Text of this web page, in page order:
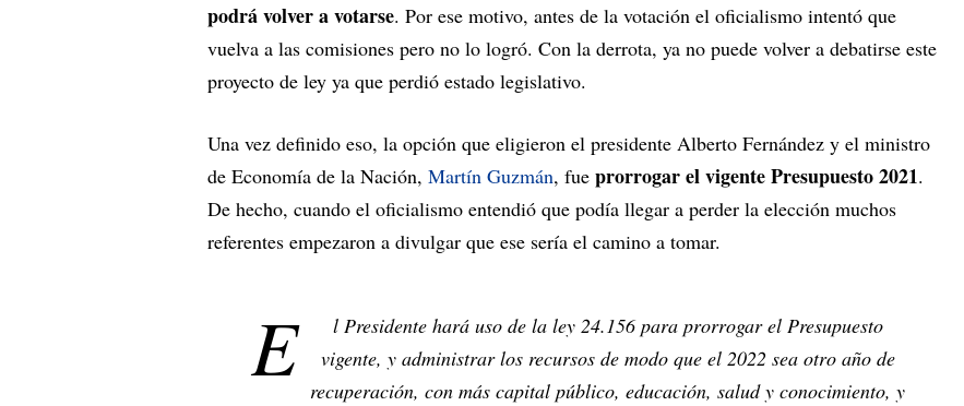
podrá volver a votarse. Por ese motivo, antes de la votación el oficialismo intentó que
vuelva a las comisiones pero no lo logró. Con la derrota, ya no puede volver a debatirse este
proyecto de ley ya que perdió estado legislativo.
Una vez definido eso, la opción que eligieron el presidente Alberto Fernández y el ministro
de Economía de la Nación, Martín Guzmán, fue prorrogar el vigente Presupuesto 2021.
De hecho, cuando el oficialismo entendió que podía llegar a perder la elección muchos
referentes empezaron a divulgar que ese sería el camino a tomar.
E
l Presidente hará uso de la ley 24.156 para prorrogar el Presupuesto
vigente, y administrar los recursos de modo que el 2022 sea otro año de
recuperación, con más capital público, educación, salud y conocimiento, y